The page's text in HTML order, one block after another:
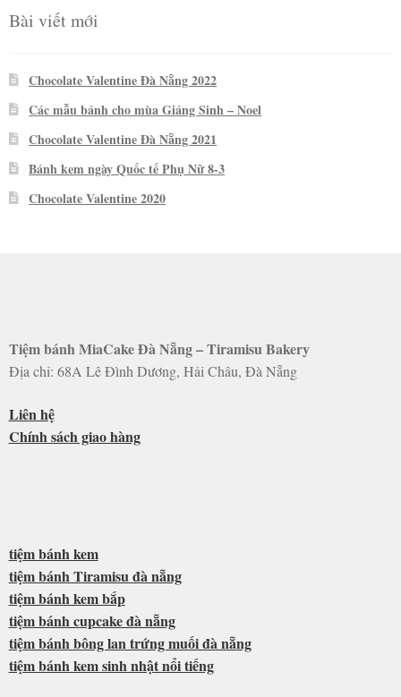
Bài viết mới
Chocolate Valentine Đà Nẵng 2022
Các mẫu bánh cho mùa Giáng Sinh – Noel
Chocolate Valentine Đà Nẵng 2021
Bánh kem ngày Quốc tế Phụ Nữ 8-3
Chocolate Valentine 2020
Tiệm bánh MiaCake Đà Nẵng – Tiramisu Bakery
Địa chỉ: 68A Lê Đình Dương, Hải Châu, Đà Nẵng
Liên hệ
Chính sách giao hàng
tiệm bánh kem
tiệm bánh Tiramisu đà nẵng
tiệm bánh kem bắp
tiệm bánh cupcake đà nẵng
tiệm bánh bông lan trứng muối đà nẵng
tiệm bánh kem sinh nhật nổi tiếng